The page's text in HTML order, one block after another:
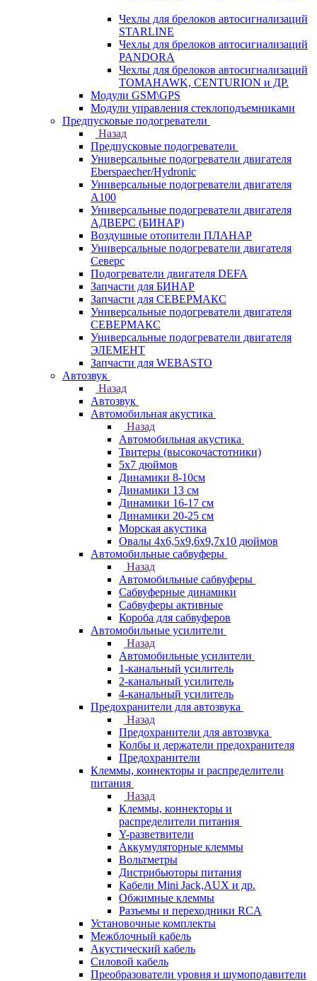
Чехлы для брелоков автосигнализаций
STARLINE
Чехлы для брелоков автосигнализаций
PANDORA
Чехлы для брелоков автосигнализаций
TOMAHAWK, CENTURION и ДР.
Модули GSM\GPS
Модули управления стеклоподъемниками
Предпусковые подогреватели
Назад
Предпусковые подогреватели
Универсальные подогреватели двигателя
Eberspaecher/Hydronic
Универсальные подогреватели двигателя
A100
Универсальные подогреватели двигателя
АДВЕРС (БИНАР)
Воздушные отопители ПЛАНАР
Универсальные подогреватели двигателя
Северс
Подогреватели двигателя DEFA
Запчасти для БИНАР
Запчасти для СЕВЕРМАКС
Универсальные подогреватели двигателя
СЕВЕРМАКС
Универсальные подогреватели двигателя
ЭЛЕМЕНТ
Запчасти для WEBASTO
Автозвук
Назад
Автозвук
Автомобильная акустика
Назад
Автомобильная акустика
Твитеры (высокочастотники)
5x7 дюймов
Динамики 8-10см
Динамики 13 см
Динамики 16-17 см
Динамики 20-25 см
Морская акустика
Овалы 4х6,5х9,6x9,7х10 дюймов
Автомобильные сабвуферы
Назад
Автомобильные сабвуферы
Сабвуферные динамики
Сабвуферы активные
Короба для сабвуферов
Автомобильные усилители
Назад
Автомобильные усилители
1-канальный усилитель
2-канальный усилитель
4-канальный усилитель
Предохранители для автозвука
Назад
Предохранители для автозвука
Колбы и держатели предохранителя
Предохранители
Клеммы, коннекторы и распределители
питания
Назад
Клеммы, коннекторы и
распределители питания
Y-разветвители
Аккумуляторные клеммы
Вольтметры
Дистрибьюторы питания
Кабели Mini Jack,AUX и др.
Обжимные клеммы
Разъемы и переходники RCA
Установочные комплекты
Межблочный кабель
Акустический кабель
Силовой кабель
Преобразователи уровня и шумоподавители